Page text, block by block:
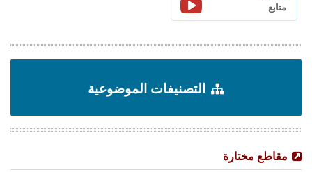
متابع
التصنيفات الموضوعية
مقاطع مختارة